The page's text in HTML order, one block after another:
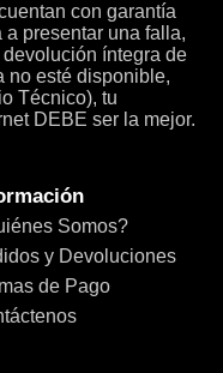
con garantía
presentar una falla,
íntegra de
no esté disponible,
Técnico), tu
DEBE ser la mejor.
Somos?
y Devoluciones
de Pago